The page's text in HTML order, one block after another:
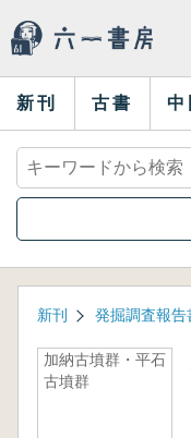
新刊 古書 中
新刊 発掘調査報告
加納古墳群・平石
古墳群